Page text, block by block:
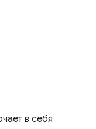
в себя